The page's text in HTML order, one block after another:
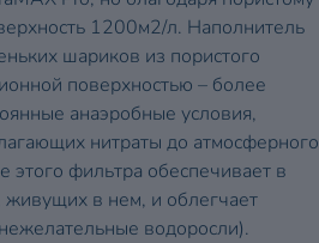
1200м2/л. Наполнитель
шариков из пористого
поверхностью – более
анаэробные условия,
нитраты до атмосферного
этого фильтра обеспечивает в
живущих в нем, и облегчает
водоросли).